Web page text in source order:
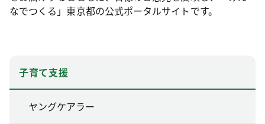
なでつくる」東京都の公式ポータルサイトです。
子育て支援
ヤングケアラー